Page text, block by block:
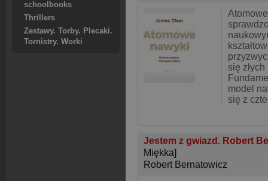
schoolbooks
Thrillers
Zestawy. Torby. Plecaki.
Tornistry. Worki
się
model
się z
Jestem z gwiazd. Robert
Miękka]
Robert Bernatowicz